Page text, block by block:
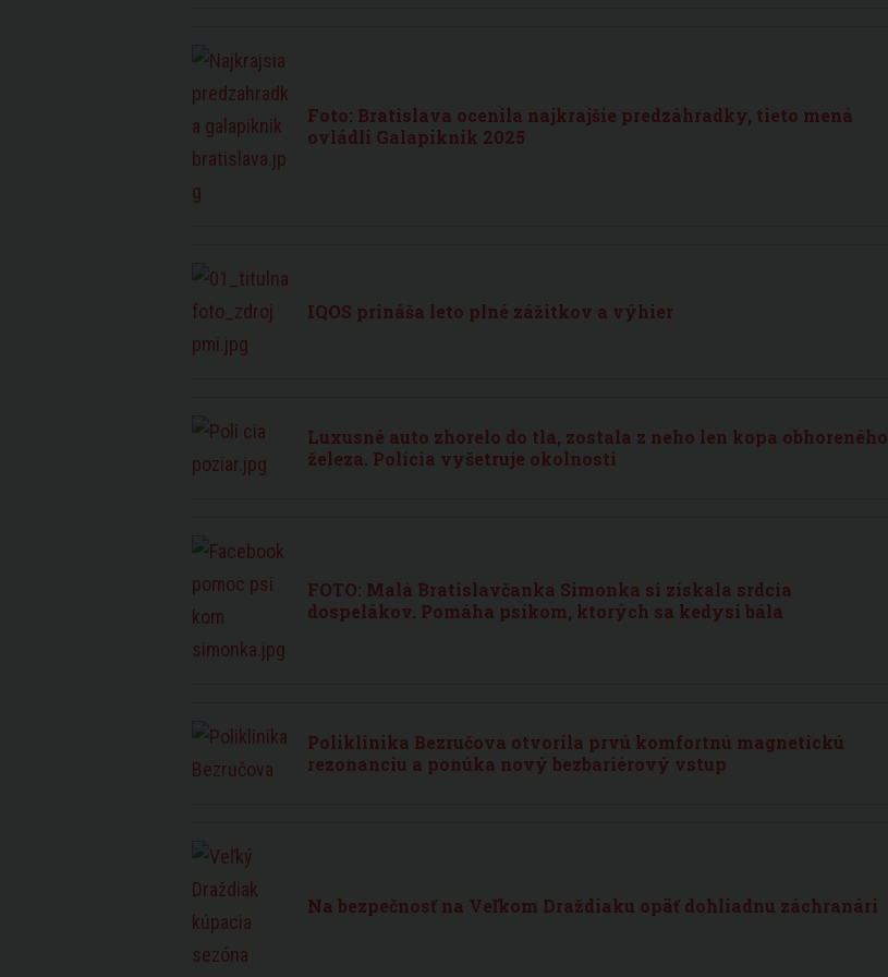
Foto: Bratislava ocenila najkrajšie predzáhradky, tieto mená
ovládli Galapiknik 2025
IQOS prináša leto plné zážitkov a výhier
Luxusné auto zhorelo do tla, zostala z neho len kopa obhoreného
železa. Polícia vyšetruje okolnosti
FOTO: Malá Bratislavčanka Simonka si získala srdcia
dospelákov. Pomáha psíkom, ktorých sa kedysi bála
Poliklinika Bezručova otvorila prvú komfortnú magnetickú
rezonanciu a ponúka nový bezbariérový vstup
Na bezpečnosť na Veľkom Draždiaku opäť dohliadnu záchranári